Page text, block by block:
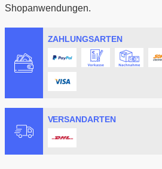
Shopanwendungen.
ZAHLUNGSARTEN
VERSANDARTEN